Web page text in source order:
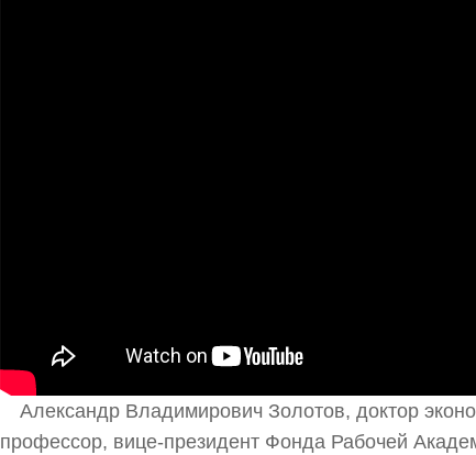
Александр Владимирович Золотов, доктор
профессор, вице-президент Фонда Рабочей